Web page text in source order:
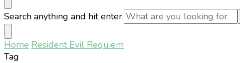
Looking
for
Something?
Search anything and hit enter.
Home Resident Evil Requiem
Tag